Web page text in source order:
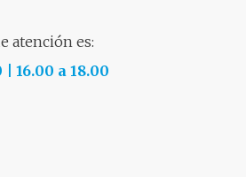
atención es:
| 16.00 a 18.00